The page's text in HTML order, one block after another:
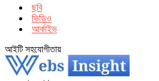
ছবি
ভিডিও
আর্কাইভ
আইটি সহযোগীতায়